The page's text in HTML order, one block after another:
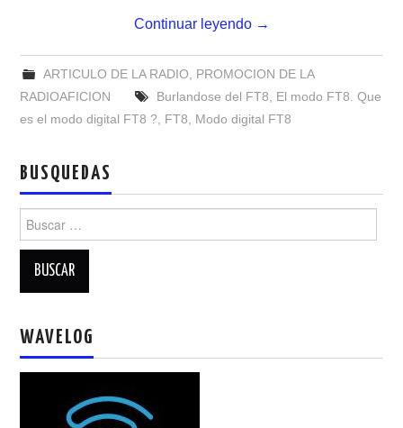
PATROCINADORES
PLAN DE BANDAS DE
RADIOAFICIONADOS EN MEXICO
PROPAGACIÓN
SOLICITUD DE INGRESO
SOTA Y POTA
Continuar leyendo →
ARTICULO DE LA RADIO, PROMOCION DE LA
RADIOAFICION
Burlandose del FT8, El modo FT8. Que
es el modo digital FT8 ?, FT8, Modo digital FT8
BUSQUEDAS
Buscar:
WAVELOG